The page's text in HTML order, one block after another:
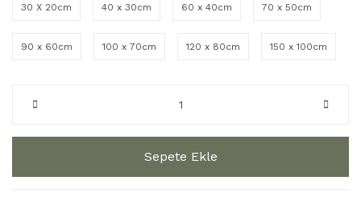
30 X 20cm 40 x 30cm 60 x 40cm 70 x 50cm
90 x 60cm 100 x 70cm 120 x 80cm 150 x 100cm
Sepete Ekle